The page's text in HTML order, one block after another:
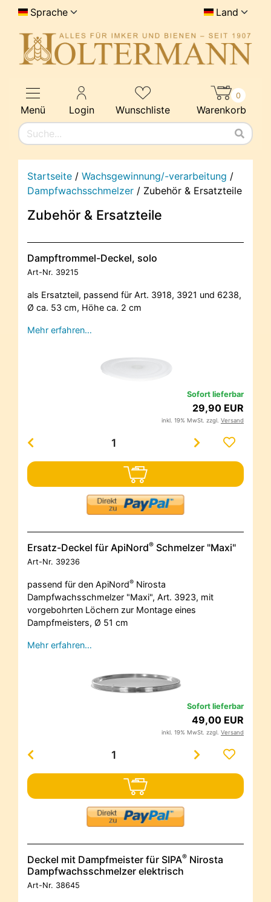
Sprache Land
Menü Login Wunschliste Warenkorb
0
Startseite / Wachsgewinnung/-verarbeitung /
Dampfwachsschmelzer / Zubehör & Ersatzteile
Zubehör & Ersatzteile
Dampftrommel-Deckel, solo
Art-Nr. 39215
als Ersatzteil, passend für Art. 3918, 3921 und 6238,
Ø ca. 53 cm, Höhe ca. 2 cm
Mehr erfahren…
Sofort lieferbar
29,90 EUR
inkl. 19% MwSt. zzgl. Versand
Ersatz-Deckel für ApiNord® Schmelzer "Maxi"
Art-Nr. 39236
passend für den ApiNord® Nirosta
Dampfwachsschmelzer "Maxi", Art. 3923, mit
vorgebohrten Löchern zur Montage eines
Dampfmeisters, Ø 51 cm
Mehr erfahren…
Sofort lieferbar
49,00 EUR
inkl. 19% MwSt. zzgl. Versand
Deckel mit Dampfmeister für SIPA® Nirosta
Dampfwachsschmelzer elektrisch
Art-Nr. 38645